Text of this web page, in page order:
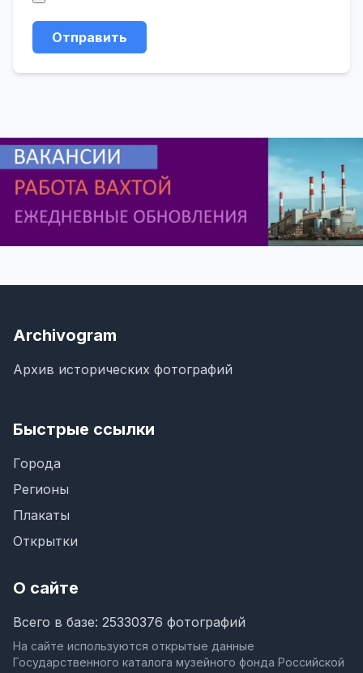
Отправить
Archivogram
Архив исторических фотографий
Быстрые ссылки
Города
Регионы
Плакаты
Открытки
О сайте
Всего в базе: 25330376 фотографий
На сайте используются открытые данные
Государственного каталога музейного фонда Российской